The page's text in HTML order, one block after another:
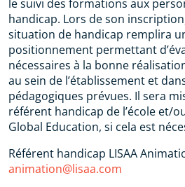
le suivi des formations aux
handicap. Lors de son
situation de handicap remplira
positionnement permettant
nécessaires à la bonne
au sein de l’établissement et
pédagogiques prévues. Il sera
référent handicap de l’école et/
Global Education, si cela est
Référent handicap LISAA
animation@lisaa.com